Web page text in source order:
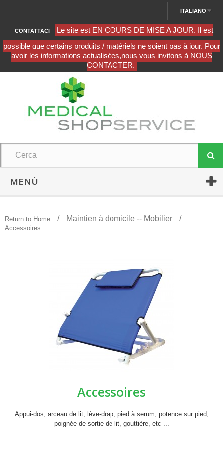
ITALIANO
CONTATTACI
MENÙ
Return to Home Maintien à domicile -- Mobilier
Accessoires
Accessoires
Appui-dos, arceau de lit, lève-drap, pied à serum, potence sur pied,
poignée de sortie de lit, gouttière, etc ...